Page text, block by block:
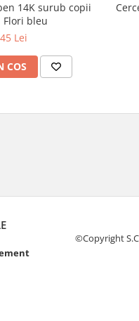
14K surub copii
Flori bleu
Lei
COS
©Copyright